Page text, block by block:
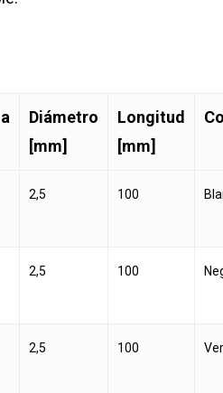
Diámetro
[mm]
Longitud
[mm]
2,5 100
2,5 100
2,5 100